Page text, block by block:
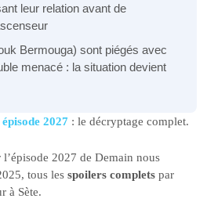
leur relation avant de
Bermouga) sont piégés avec
menacé : la situation devient
2027 : le décryptage complet.
2027 de Demain nous
tous lesspoilers completspar
à Sète.